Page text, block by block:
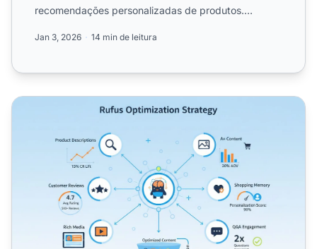
recomendações personalizadas de produtos.
Jan 3, 2026 14 min de leitura
Otimização do Amazon Rufus: Visibilidade no Assistente